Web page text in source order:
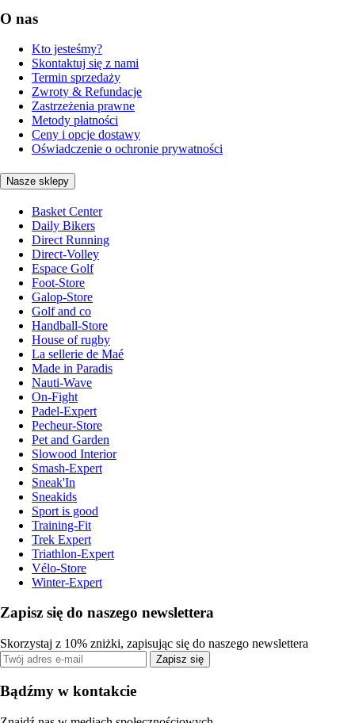
O nas
Kto jesteśmy?
Skontaktuj się z nami
Termin sprzedaży
Zwroty & Refundacje
Zastrzeżenia prawne
Metody płatności
Ceny i opcje dostawy
Oświadczenie o ochronie prywatności
Nasze sklepy
Basket Center
Daily Bikers
Direct Running
Direct-Volley
Espace Golf
Foot-Store
Galop-Store
Golf and co
Handball-Store
House of rugby
La sellerie de Maé
Made in Paradis
Nauti-Wave
On-Fight
Padel-Expert
Pecheur-Store
Pet and Garden
Slowood Interior
Smash-Expert
Sneak'In
Sneakids
Sport is good
Training-Fit
Trek Expert
Triathlon-Expert
Vélo-Store
Winter-Expert
Zapisz się do naszego newslettera
Skorzystaj z 10% zniżki, zapisując się do naszego newslettera
Zapisz się
Bądźmy w kontakcie